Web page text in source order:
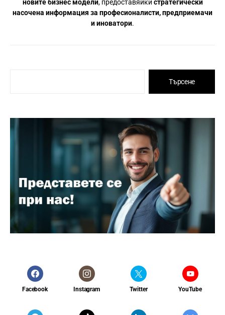
новите бизнес модели, предоставяйки стратегически
насочена информация за професионалисти, предприемачи
и иноватори.
Търсене
Facebook Instagram Twitter YouTube